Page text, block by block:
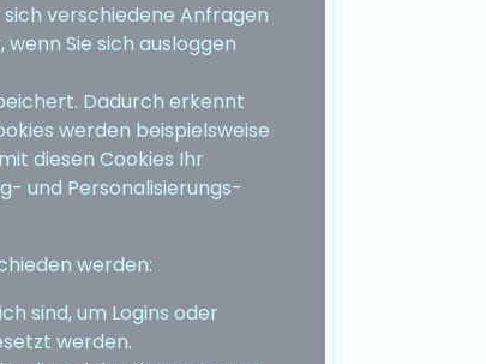
verschiedene Anfragen
Sie sich ausloggen
Dadurch erkennt
werden beispielsweise
diesen Cookies Ihr
und Personalisierungs-
werden:
sind, um Logins oder
werden.